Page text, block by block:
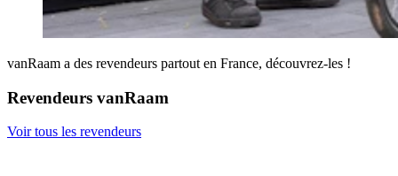
vanRaam a des revendeurs partout en France, découvrez-les !
Revendeurs vanRaam
Voir tous les revendeurs